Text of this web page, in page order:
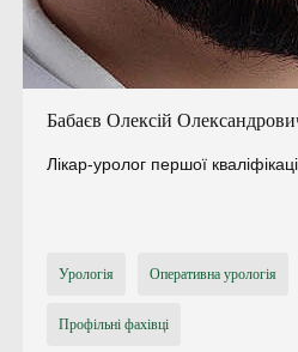
Бабаєв Олексій
Лікар-уролог першої
Урологія Оперативна урологія
Профільні фахівці